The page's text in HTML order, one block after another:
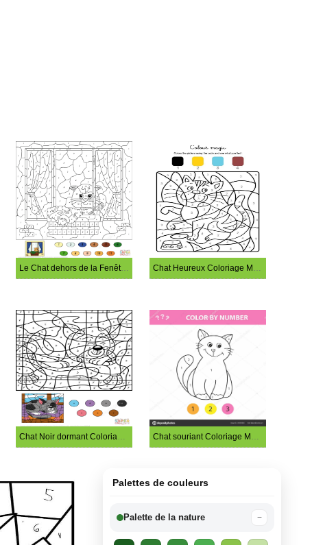
Le Chat dehors de la Fenêtre Coloriage Magique Chat Heureux Coloriage Magique
Chat Noir dormant Coloriage Magique Chat souriant Coloriage Magique
Palettes de couleurs
Palette de la nature −